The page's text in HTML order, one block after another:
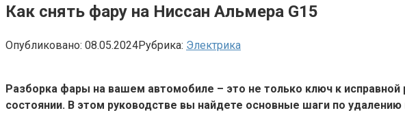
Как снять фару на Ниссан Альмера G15
Опубликовано: 08.05.2024Рубрика: Электрика
Разборка фары на вашем автомобиле – это не только ключ к
состоянии. В этом руководстве вы найдете основные шаги по